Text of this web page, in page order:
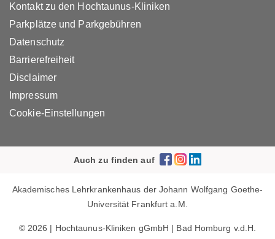
Kontakt zu den Hochtaunus-Kliniken
Parkplätze und Parkgebühren
Datenschutz
Barrierefreiheit
Disclaimer
Impressum
Cookie-Einstellungen
Auch zu finden auf
Akademisches Lehrkrankenhaus der Johann Wolfgang Goethe-
Universität Frankfurt a.M.
© 2026 | Hochtaunus-Kliniken gGmbH | Bad Homburg v.d.H.